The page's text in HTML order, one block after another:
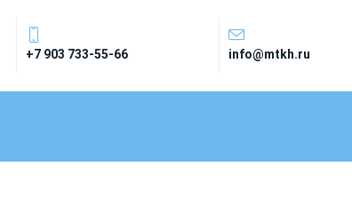
+7 903 733-55-66 info@mtkh.ru